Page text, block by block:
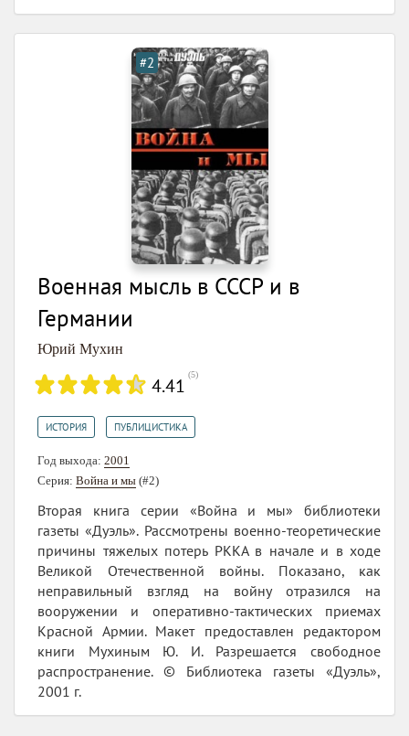
#2
Военная мысль в СССР и в
Германии
Юрий Мухин
4.41 (5)
ИСТОРИЯ ПУБЛИЦИСТИКА
Год выхода: 2001
Серия: Война и мы (#2)
Вторая книга серии «Война и мы» библиотеки
газеты «Дуэль». Рассмотрены военно-теоретические
причины тяжелых потерь РККА в начале и в ходе
Великой Отечественной войны. Показано, как
неправильный взгляд на войну отразился на
вооружении и оперативно-тактических приемах
Красной Армии. Макет предоставлен редактором
книги Мухиным Ю. И. Разрешается свободное
распространение. © Библиотека газеты «Дуэль»,
2001 г.